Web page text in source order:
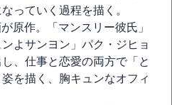
っていく過程を描く。
原作。「マンスリー彼氏」
よサンヨン」パク・ジヒョ
、仕事と恋愛の両方で「と
を描く、胸キュンなオフィ